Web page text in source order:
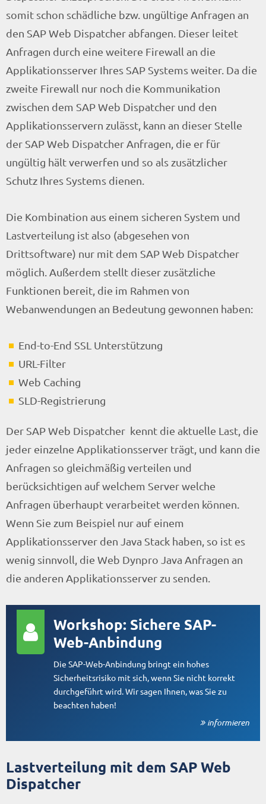
somit schon schädliche bzw. ungültige Anfragen an
den SAP Web Dispatcher abfangen. Dieser leitet
Anfragen durch eine weitere Firewall an die
Applikationsserver Ihres SAP Systems weiter. Da die
zweite Firewall nur noch die Kommunikation
zwischen dem SAP Web Dispatcher und den
Applikationsservern zulässt, kann an dieser Stelle
der SAP Web Dispatcher Anfragen, die er für
ungültig hält verwerfen und so als zusätzlicher
Schutz Ihres Systems dienen.
Die Kombination aus einem sicheren System und
Lastverteilung ist also (abgesehen von
Drittsoftware) nur mit dem SAP Web Dispatcher
möglich. Außerdem stellt dieser zusätzliche
Funktionen bereit, die im Rahmen von
Webanwendungen an Bedeutung gewonnen haben:
End-to-End SSL Unterstützung
URL-Filter
Web Caching
SLD-Registrierung
Der SAP Web Dispatcher kennt die aktuelle Last, die
jeder einzelne Applikationsserver trägt, und kann die
Anfragen so gleichmäßig verteilen und
berücksichtigen auf welchem Server welche
Anfragen überhaupt verarbeitet werden können.
Wenn Sie zum Beispiel nur auf einem
Applikationsserver den Java Stack haben, so ist es
wenig sinnvoll, die Web Dynpro Java Anfragen an
die anderen Applikationsserver zu senden.
Workshop: Sichere SAP-
Web-Anbindung
Die SAP-Web-Anbindung bringt ein hohes
Sicherheitsrisiko mit sich, wenn Sie nicht korrekt
durchgeführt wird. Wir sagen Ihnen, was Sie zu
beachten haben!
informieren
Lastverteilung mit dem SAP Web
Dispatcher